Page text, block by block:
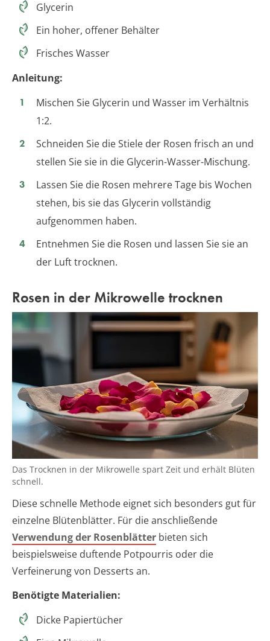
Glycerin
Ein hoher, offener Behälter
Frisches Wasser
Anleitung:
Mischen Sie Glycerin und Wasser im Verhältnis
1:2.
Schneiden Sie die Stiele der Rosen frisch an und
stellen Sie sie in die Glycerin-Wasser-Mischung.
Lassen Sie die Rosen mehrere Tage bis Wochen
stehen, bis sie das Glycerin vollständig
aufgenommen haben.
Entnehmen Sie die Rosen und lassen Sie sie an
der Luft trocknen.
Rosen in der Mikrowelle trocknen
Das Trocknen in der Mikrowelle spart Zeit und erhält Blüten
schnell.
Diese schnelle Methode eignet sich besonders gut für
einzelne Blütenblätter. Für die anschließende
Verwendung der Rosenblätter bieten sich
beispielsweise duftende Potpourris oder die
Verfeinerung von Desserts an.
Benötigte Materialien:
Dicke Papiertücher